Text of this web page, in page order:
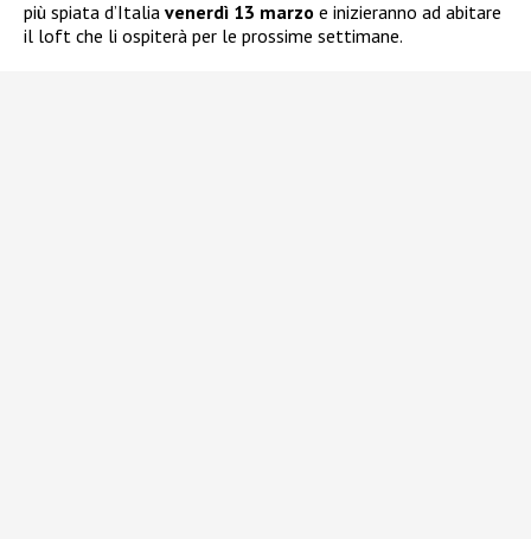
più spiata d’Italia venerdì 13 marzo e inizieranno ad abitare
il loft che li ospiterà per le prossime settimane.